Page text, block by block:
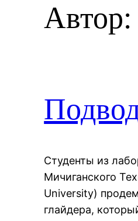
Автор:
Студенты из
Мичиганского
University)
глайдера,